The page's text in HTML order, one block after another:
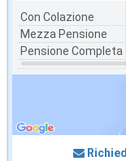
Con Colazione
Mezza Pensione
Pensione Completa